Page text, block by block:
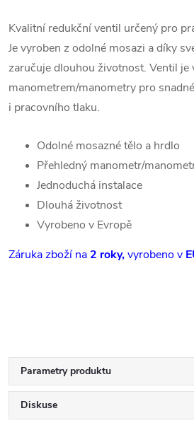
Kvalitní redukční ventil určený pro
Je vyroben z odolné mosazi a díky
zaručuje dlouhou životnost. Ventil je
manometrem/manometry pro
i pracovního tlaku.
Odolné mosazné tělo a hrdlo
Přehledný manometr/
Jednoduchá instalace
Dlouhá životnost
Vyrobeno v Evropě
Záruka zboží na 2 roky,vyrobeno v
Parametry produktu
Diskuse